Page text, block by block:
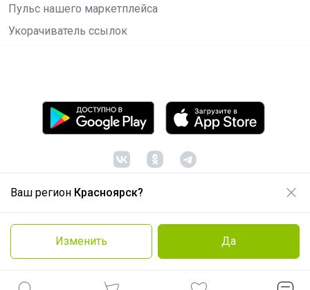
Ваш регион Красноярск?
Изменить Да
Пульс нашего маркетплейса
Укорачиватель ссылок
© ООО "Лявита", ОГРН 1122468054070, 2012 -2026
Политика конфиденциальности
Cоглашение пользователя